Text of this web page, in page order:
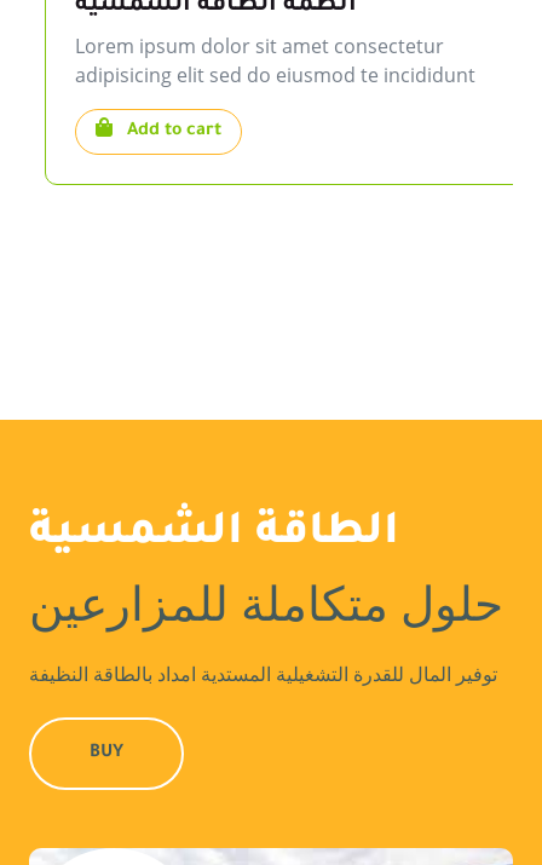
انظمة الطاقة الشمسية
Lorem ipsum dolor sit amet consectetur
adipisicing elit sed do eiusmod te incididunt
Add to cart
الطاقة الشمسية
حلول متكاملة للمزارعين
توفير المال للقدرة التشغيلية المستدية امداد بالطاقة النظيفة
BUY